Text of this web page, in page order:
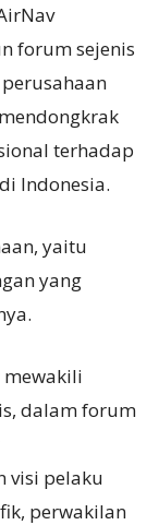
forum sejenis
terhadap
Indonesia.
yaitu
yang
mewakili
dalam forum
visi pelaku
perwakilan